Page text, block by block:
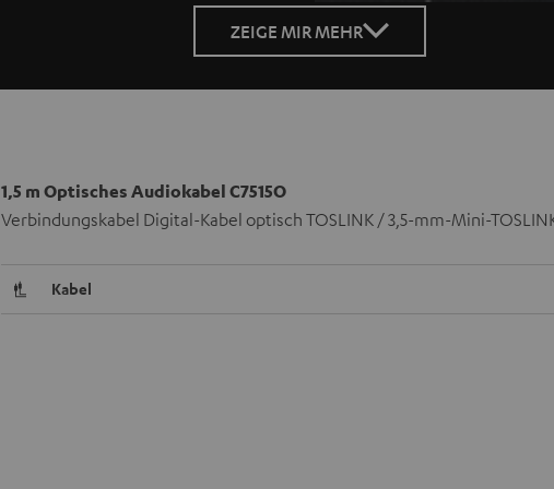
ZEIGE MIR MEHR
1,5 m Optisches Audiokabel C7515O
Verbindungskabel Digital-Kabel optisch TOSLINK / 3,5-mm-Mini-
Kabel